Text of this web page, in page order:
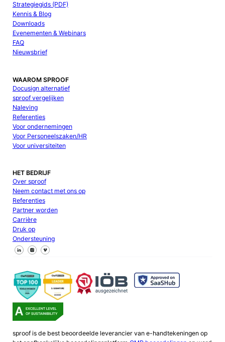
Strategiegids (PDF)
Kennis & Blog
Downloads
Evenementen & Webinars
FAQ
Nieuwsbrief
WAAROM SPROOF
Docusign alternatief
sproof vergelijken
Naleving
Referenties
Voor ondernemingen
Voor Personeelszaken/HR
Voor universiteiten
HET BEDRIJF
Over sproof
Neem contact met ons op
Referenties
Partner worden
Carrière
Druk op
Ondersteuning
Volg ons op Facebook
Volg ons op X
Volg ons op LinkedIn
sproof is de best beoordeelde leverancier van e-handtekeningen op